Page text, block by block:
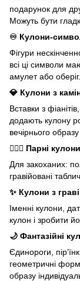
подарунок для
Можуть бути
♾️ Кулони-
Фігури
всі ці символи
амулет або оберіг.
💎 Кулони з
Вставки з
додають кулону
вечірнього
👩‍❤️‍👨 Парні кулони
Для закоханих:
гравійовані
✨ Кулони з
Іменні кулони,
кулон і зробити
🌙 Фантазійні
Єдинороги,
геометричні
образу